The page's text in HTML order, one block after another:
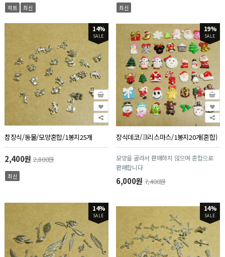
히트 최신 최신
14%
SALE
참장식/동물/모양혼합/1봉지25개
2,400원 2,800원
최신
19%
SALE
장식데코/크리스마스/1봉지20개(혼합)
모양을 골라서 판매하지 않으며 혼합으로
판매합니다
6,000원7,400원
14%
SALE
14%
SALE